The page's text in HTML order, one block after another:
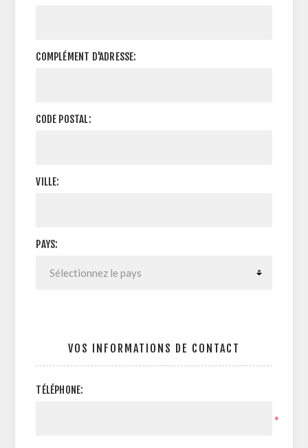
COMPLÉMENT D'ADRESSE:
CODE POSTAL:
VILLE:
PAYS:
VOS INFORMATIONS DE CONTACT
TÉLÉPHONE:
*